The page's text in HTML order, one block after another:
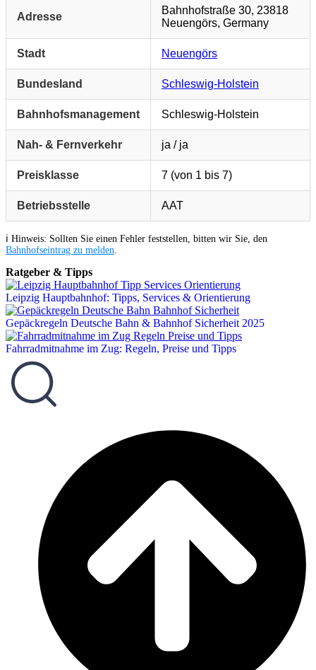
Adresse
Bahnhofstraße 30, 23818
Neuengörs, Germany
Stadt Neuengörs
Bundesland Schleswig-Holstein
Bahnhofsmanagement Schleswig-Holstein
Nah- & Fernverkehr ja / ja
Preisklasse 7 (von 1 bis 7)
Betriebsstelle AAT
ℹ️ Hinweis: Sollten Sie einen Fehler feststellen, bitten wir Sie, den
Bahnhofseintrag zu melden
Ratgeber & Tipps
Leipzig Hauptbahnhof: Tipps, Services & Orientierung
Gepäckregeln Deutsche Bahn & Bahnhof Sicherheit 2025
Fahrradmitnahme im Zug: Regeln, Preise und Tipps